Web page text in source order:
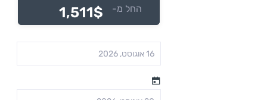
החל מ- 1,511$